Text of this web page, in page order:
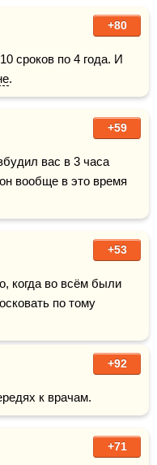
+80
сроков по 4 года. И
.
+59
+53
когда во всём были
по тому
+92
к врачам.
+71